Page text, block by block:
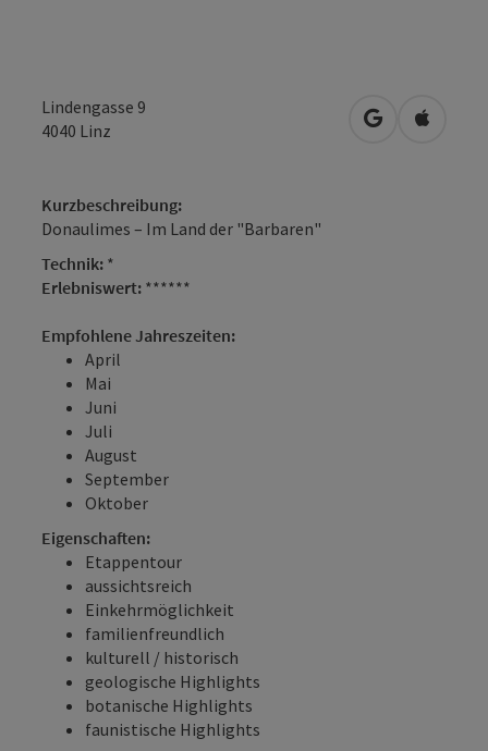
Lindengasse 9
4040 Linz in Google
in
Kurzbeschreibung:
Donaulimes – Im Land der "Barbaren"
Technik: *
Erlebniswert: ******
Empfohlene Jahreszeiten:
April
Mai
Juni
Juli
August
September
Oktober
Eigenschaften:
Etappentour
aussichtsreich
Einkehrmöglichkeit
familienfreundlich
kulturell / historisch
geologische Highlights
botanische Highlights
faunistische Highlights